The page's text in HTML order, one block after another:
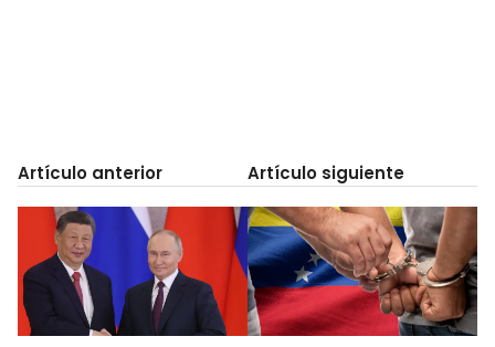
Artículo anterior Artículo siguiente